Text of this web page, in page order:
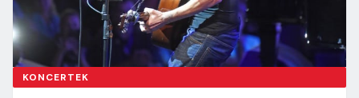
KONCERTEK